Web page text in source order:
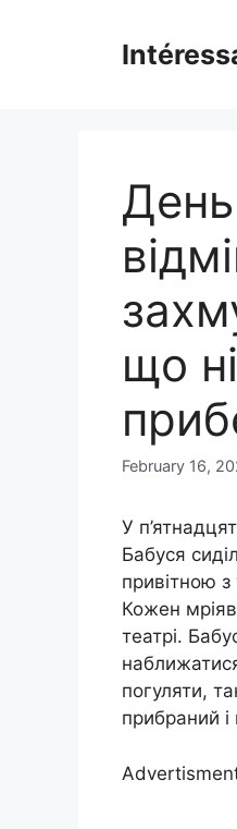
що
February 16,
У
Бабуся
привітною
Кожен
театрі.
погуляти,
прибраний